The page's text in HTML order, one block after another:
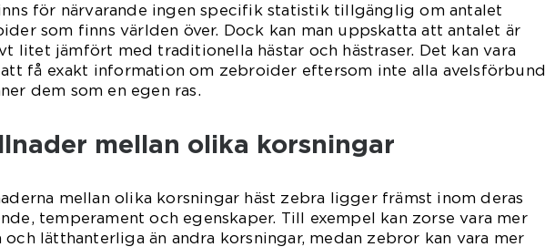
för närvarande ingen specifik statistik tillgänglig om antalet
som finns världen över. Dock kan man uppskatta att antalet är
litet jämfört med traditionella hästar och hästraser. Det kan vara
få exakt information om zebroider eftersom inte alla avelsförbund
dem som en egen ras.
mellan olika korsningar
mellan olika korsningar häst zebra ligger främst inom deras
temperament och egenskaper. Till exempel kan zorse vara mer
och lätthanterliga än andra korsningar, medan zebror kan vara mer